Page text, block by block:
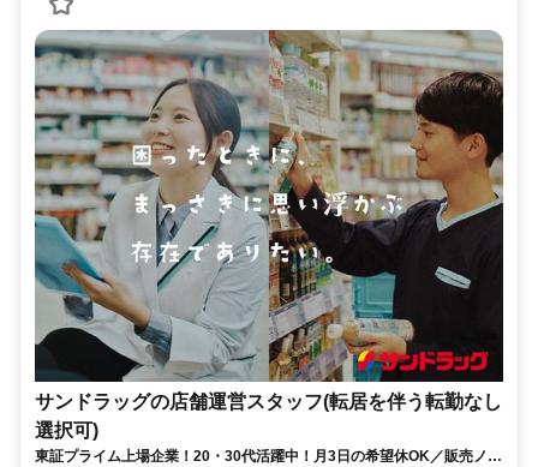
サンドラッグの店舗運営スタッフ(転居を伴う転勤なし
選択可)
東証プライム上場企業！20・30代活躍中！月3日の希望休OK／販売ノル